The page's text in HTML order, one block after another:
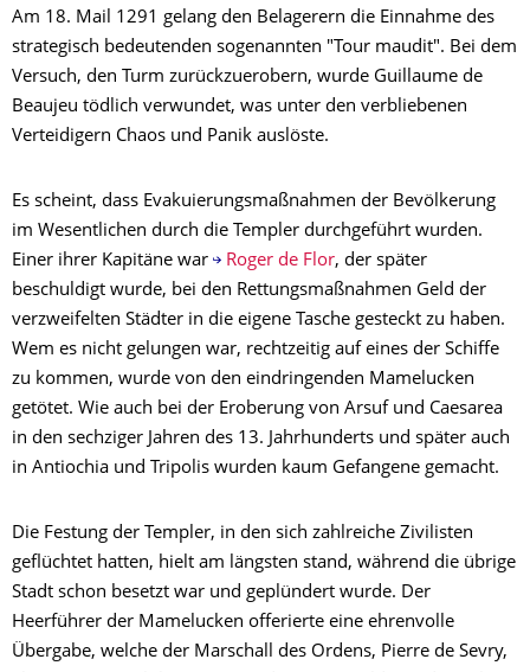
Am 18. Mail 1291 gelang den Belagerern die Einnahme des
strategisch bedeutenden sogenannten "Tour maudit". Bei dem
Versuch, den Turm zurückzuerobern, wurde Guillaume de
Beaujeu tödlich verwundet, was unter den verbliebenen
Verteidigern Chaos und Panik auslöste.
Es scheint, dass Evakuierungsmaßnahmen der Bevölkerung
im Wesentlichen durch die Templer durchgeführt wurden.
Einer ihrer Kapitäne war
Roger de Flor, der später
beschuldigt wurde, bei den Rettungsmaßnahmen Geld der
verzweifelten Städter in die eigene Tasche gesteckt zu haben.
Wem es nicht gelungen war, rechtzeitig auf eines der Schiffe
zu kommen, wurde von den eindringenden Mamelucken
getötet. Wie auch bei der Eroberung von Arsuf und Caesarea
in den sechziger Jahren des 13. Jahrhunderts und später auch
in Antiochia und Tripolis wurden kaum Gefangene gemacht.
Die Festung der Templer, in den sich zahlreiche Zivilisten
geflüchtet hatten, hielt am längsten stand, während die übrige
Stadt schon besetzt war und geplündert wurde. Der
Heerführer der Mamelucken offerierte eine ehrenvolle
Übergabe, welche der Marschall des Ordens, Pierre de Sevry,